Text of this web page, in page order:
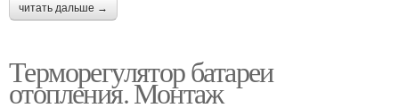
читать дальше →
Терморегулятор батареи
отопления. Монтаж